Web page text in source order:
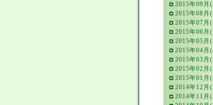
2015年09月
2015年08月
2015年07月
2015年06月
2015年05月
2015年04月
2015年03月
2015年02月
2015年01月
2014年12月
2014年11月